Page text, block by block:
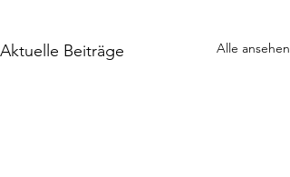
Aktuelle Beiträge Alle ansehen